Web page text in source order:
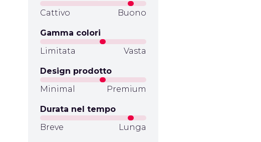
Cattivo
Buono
Gamma colori
Limitata
Vasta
Design prodotto
Minimal
Premium
Durata nel tempo
Breve
Lunga